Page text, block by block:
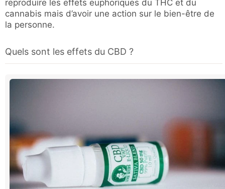
reproduire les effets euphoriques du THC et du
cannabis mais d’avoir une action sur le bien-être de
la personne.
Quels sont les effets du CBD ?